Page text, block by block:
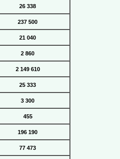
26 338
237 500
21 040
2 860
2 149 610
25 333
3 300
455
196 190
77 473